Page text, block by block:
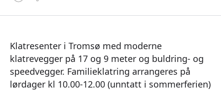
Klatresenter i Tromsø med moderne
klatrevegger på 17 og 9 meter og buldring- og
speedvegger. Familieklatring arrangeres på
lørdager kl 10.00-12.00 (unntatt i sommerferien)